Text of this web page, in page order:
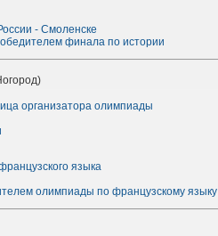
- Смоленске
финала по истории
организатора олимпиады
языка
олимпиады по французскому языку